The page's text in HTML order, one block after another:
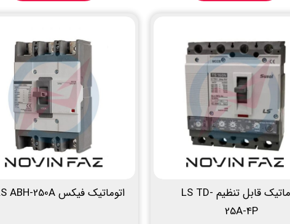
اتوماتیک قابل تنظیم LS TD-
25A-4P
اتوماتیک فیکس LS ABH-250A